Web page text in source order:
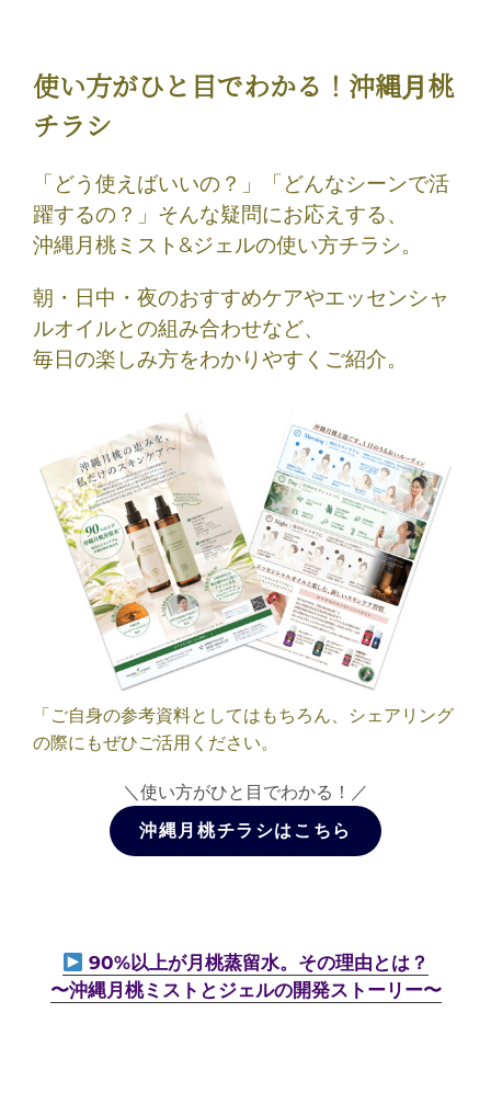
使い方がひと目でわかる！沖縄月桃
チラシ
「どう使えばいいの？」「どんなシーンで活
躍するの？」そんな疑問にお応えする、
沖縄月桃ミスト&ジェルの使い方チラシ。
朝・日中・夜のおすすめケアやエッセンシャ
ルオイルとの組み合わせなど、
毎日の楽しみ方をわかりやすくご紹介。
「ご自身の参考資料としてはもちろん、シェアリング
の際にもぜひご活用ください。
＼使い方がひと目でわかる！／
沖縄月桃チラシはこちら
90%以上が月桃蒸留水。その理由とは？
〜沖縄月桃ミストとジェルの開発ストーリー〜